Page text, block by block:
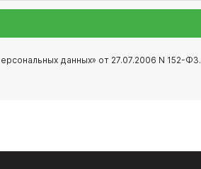
данных» от 27.07.2006 N 152-ФЗ.